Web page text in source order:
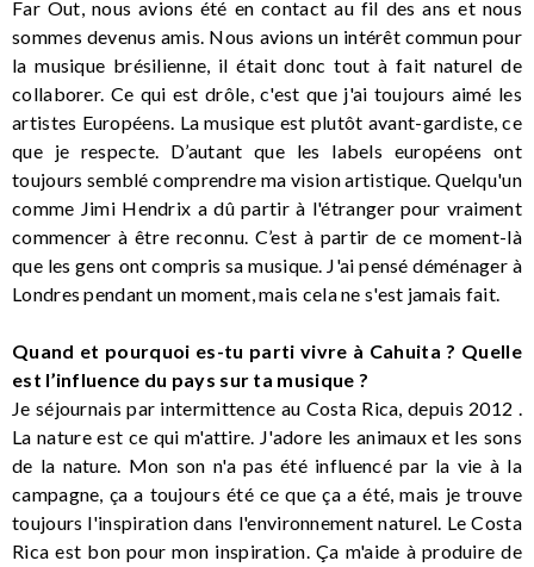
Far Out, nous avions été en contact au fil des ans et nous
sommes devenus amis. Nous avions un intérêt commun pour
la musique brésilienne, il était donc tout à fait naturel de
collaborer. Ce qui est drôle, c'est que j'ai toujours aimé les
artistes Européens. La musique est plutôt avant-gardiste, ce
que je respecte. D’autant que les labels européens ont
toujours semblé comprendre ma vision artistique. Quelqu'un
comme Jimi Hendrix a dû partir à l'étranger pour vraiment
commencer à être reconnu. C’est à partir de ce moment-là
que les gens ont compris sa musique. J'ai pensé déménager à
Londres pendant un moment, mais cela ne s'est jamais fait.
Quand et pourquoi es-tu parti vivre à Cahuita ? Quelle
est l’influence du pays sur ta musique ?
Je séjournais par intermittence au Costa Rica, depuis 2012 .
La nature est ce qui m'attire. J'adore les animaux et les sons
de la nature. Mon son n'a pas été influencé par la vie à la
campagne, ça a toujours été ce que ça a été, mais je trouve
toujours l'inspiration dans l'environnement naturel. Le Costa
Rica est bon pour mon inspiration. Ça m'aide à produire de